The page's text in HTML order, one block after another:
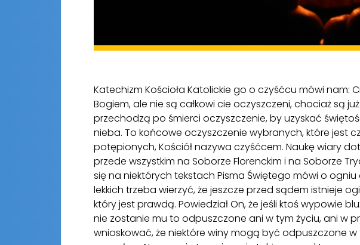
Katechizm Kościoła Katolickie go o czyśćcu mówi nam:
Bogiem, ale nie są całkowi cie oczyszczeni, chociaż są
przechodzą po śmierci oczyszczenie, by uzyskać
nieba. To końcowe oczyszczenie wybranych, które jest
potępionych, Kościół nazywa czyśćcem. Naukę wiary
przede wszystkim na Soborze Florenckim i na Soborze
się na niektórych tekstach Pisma Świętego mówi o
lekkich trzeba wierzyć, że jeszcze przed sądem istnieje
który jest prawdą. Powiedział On, że jeśli ktoś wypowie
nie zostanie mu to odpuszczone ani w tym życiu, ani w
wnioskować, że niektóre winy mogą być odpuszczone w